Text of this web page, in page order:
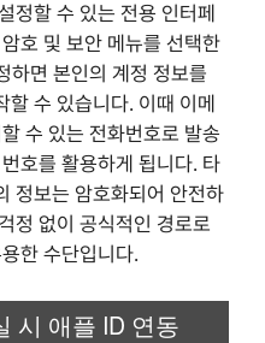
정할 수 있는 전용 인터페
호 및 보안 메뉴를 선택한
하면 본인의 계정 정보를
수 있습니다. 이때 이메
수 있는 전화번호로 발송
호를 활용하게 됩니다. 타
정보는 암호화되어 안전하
정 없이 공식적인 경로로
한 수단입니다.
시 애플 ID 연동